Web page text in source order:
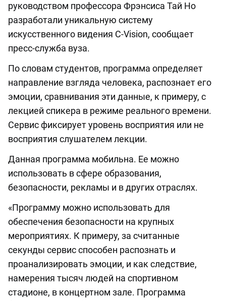
руководством профессора Фрэнсиса Тай Но
разработали уникальную систему
искусственного видения C-Vision, сообщает
пресс-служба вуза.
По словам студентов, программа определяет
направление взгляда человека, распознает его
эмоции, сравнивания эти данные, к примеру, с
лекцией спикера в режиме реального времени.
Сервис фиксирует уровень восприятия или не
восприятия слушателем лекции.
Данная программа мобильна. Ее можно
использовать в сфере образования,
безопасности, рекламы и в других отраслях.
«Программу можно использовать для
обеспечения безопасности на крупных
мероприятиях. К примеру, за считанные
секунды сервис способен распознать и
проанализировать эмоции, и как следствие,
намерения тысяч людей на спортивном
стадионе, в концертном зале. Программа